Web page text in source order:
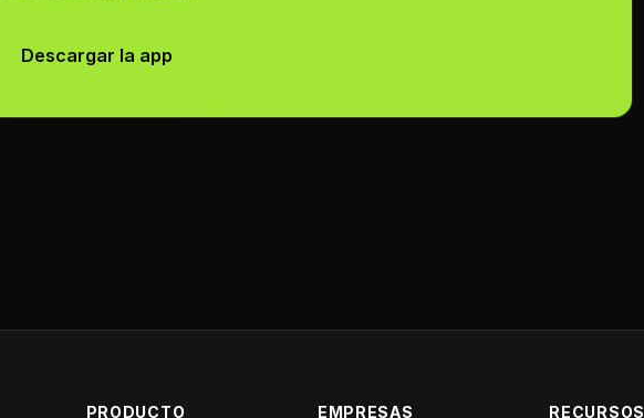
Descargar la app
PRODUCTO EMPRESAS RECURSOS